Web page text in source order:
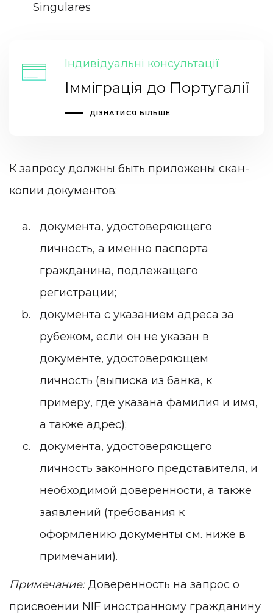
Singulares
Індивідуальні консультації
Імміграція до Португалії
ДІЗНАТИСЯ БІЛЬШЕ
К запросу должны быть приложены скан-
копии документов:
документа, удостоверяющего
личность, а именно паспорта
гражданина, подлежащего
регистрации;
документа с указанием адреса за
рубежом, если он не указан в
документе, удостоверяющем
личность (выписка из банка, к
примеру, где указана фамилия и имя,
а также адрес);
документа, удостоверяющего
личность законного представителя, и
необходимой доверенности, а также
заявлений (требования к
оформлению документы см. ниже в
примечании).
Примечание:Доверенность на запрос о
присвоении NIF иностранному гражданину